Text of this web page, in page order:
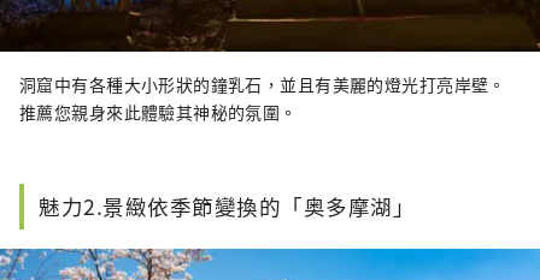
洞窟中有各種大小形狀的鐘乳石，並且有美麗的燈光打亮岸壁。
推薦您親身來此體驗其神秘的氛圍。
魅力2.景緻依季節變換的「奥多摩湖」